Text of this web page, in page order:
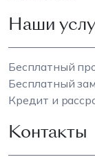
Наши
Бесплатный
Бесплатный
Кредит и
Контакты